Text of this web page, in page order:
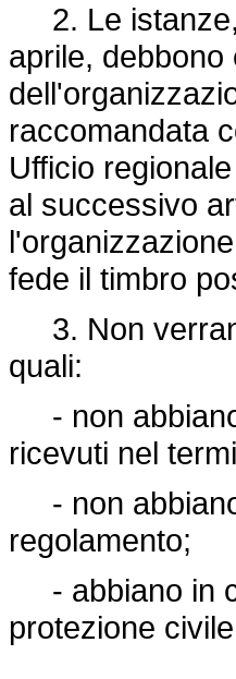
2. Le istanze,
aprile,
raccomandata
Ufficio
al successivo
fede il timbro
3. Non
quali:
- non abbiano
ricevuti nel
- non abbiano
regolamento;
- abbiano in
protezione